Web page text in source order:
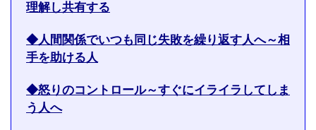
理解し共有する
◆人間関係でいつも同じ失敗を繰り返す人へ～相
手を助ける人
◆怒りのコントロール～すぐにイライラしてしま
う人へ